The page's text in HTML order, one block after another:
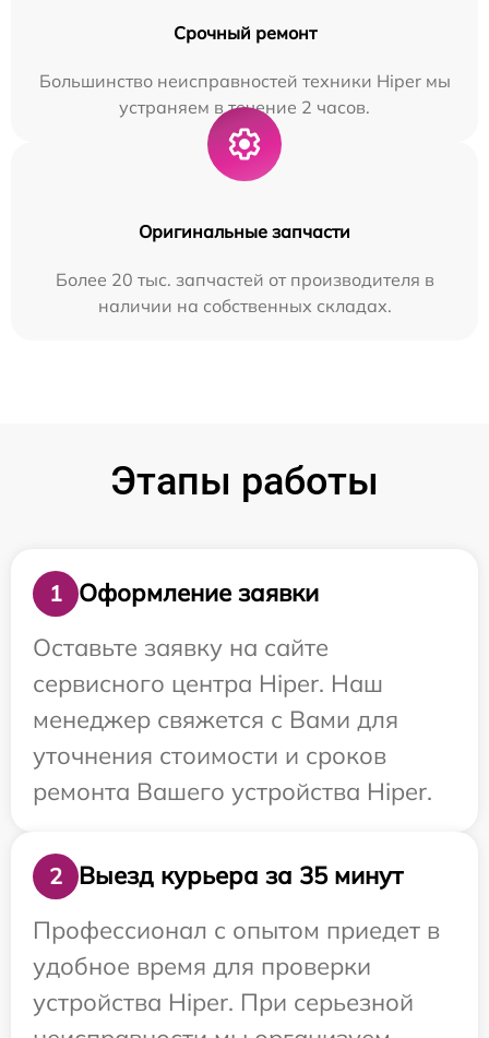
Срочный ремонт
Большинство неисправностей техники Hiper мы
устраняем в течение 2 часов.
Оригинальные запчасти
Более 20 тыс. запчастей от производителя в
наличии на собственных складах.
Этапы работы
1
Оформление заявки
Оставьте заявку на сайте
сервисного центра Hiper. Наш
менеджер свяжется с Вами для
уточнения стоимости и сроков
ремонта Вашего устройства Hiper.
2
Выезд курьера за 35 минут
Профессионал с опытом приедет в
удобное время для проверки
устройства Hiper. При серьезной